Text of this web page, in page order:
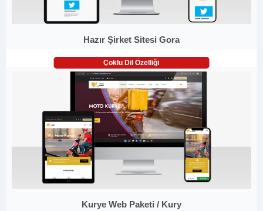
Hazır Şirket Sitesi Gora
Çoklu Dil Özelliği
Kurye Web Paketi / Kury